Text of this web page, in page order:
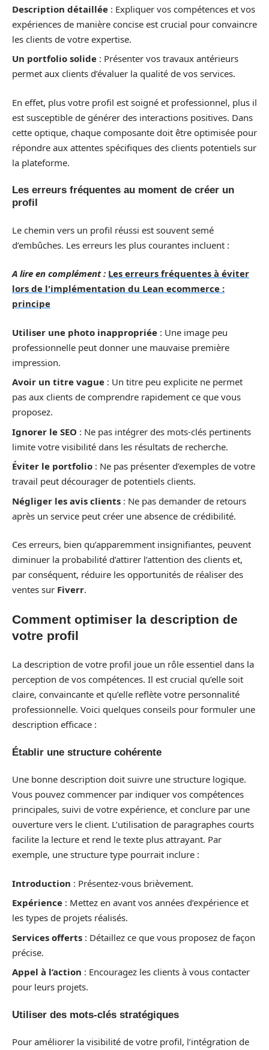
Description détaillée : Expliquer vos compétences et vos
expériences de manière concise est crucial pour convaincre
les clients de votre expertise.
Un portfolio solide : Présenter vos travaux antérieurs
permet aux clients d’évaluer la qualité de vos services.
En effet, plus votre profil est soigné et professionnel, plus il
est susceptible de générer des interactions positives. Dans
cette optique, chaque composante doit être optimisée pour
répondre aux attentes spécifiques des clients potentiels sur
la plateforme.
Les erreurs fréquentes au moment de créer un
profil
Le chemin vers un profil réussi est souvent semé
d’embûches. Les erreurs les plus courantes incluent :
A lire en complément : Les erreurs fréquentes à éviter
lors de l'implémentation du Lean ecommerce :
principe
Utiliser une photo inappropriée : Une image peu
professionnelle peut donner une mauvaise première
impression.
Avoir un titre vague : Un titre peu explicite ne permet
pas aux clients de comprendre rapidement ce que vous
proposez.
Ignorer le SEO : Ne pas intégrer des mots-clés pertinents
limite votre visibilité dans les résultats de recherche.
Éviter le portfolio : Ne pas présenter d’exemples de votre
travail peut décourager de potentiels clients.
Négliger les avis clients : Ne pas demander de retours
après un service peut créer une absence de crédibilité.
Ces erreurs, bien qu’apparemment insignifiantes, peuvent
diminuer la probabilité d’attirer l’attention des clients et,
par conséquent, réduire les opportunités de réaliser des
ventes sur Fiverr.
Comment optimiser la description de
votre profil
La description de votre profil joue un rôle essentiel dans la
perception de vos compétences. Il est crucial qu’elle soit
claire, convaincante et qu’elle reflète votre personnalité
professionnelle. Voici quelques conseils pour formuler une
description efficace :
Établir une structure cohérente
Une bonne description doit suivre une structure logique.
Vous pouvez commencer par indiquer vos compétences
principales, suivi de votre expérience, et conclure par une
ouverture vers le client. L’utilisation de paragraphes courts
facilite la lecture et rend le texte plus attrayant. Par
exemple, une structure type pourrait inclure :
Introduction : Présentez-vous brièvement.
Expérience : Mettez en avant vos années d’expérience et
les types de projets réalisés.
Services offerts : Détaillez ce que vous proposez de façon
précise.
Appel à l’action : Encouragez les clients à vous contacter
pour leurs projets.
Utiliser des mots-clés stratégiques
Pour améliorer la visibilité de votre profil, l’intégration de